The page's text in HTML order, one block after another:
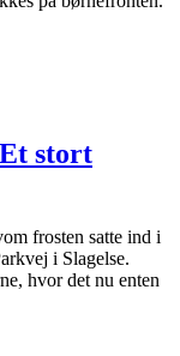
stort
frosten satte ind i
i Slagelse.
hvor det nu enten